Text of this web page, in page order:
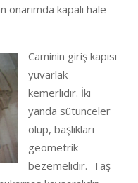
kapalı hale
Caminin giriş kapısı
yuvarlak
kemerlidir. İki
yanda sütunceler
olup, başlıkları
geometrik
bezemelidir. Taş